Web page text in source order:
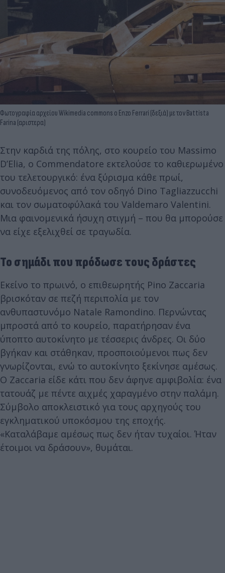
Φωτογραφία αρχείου Wikimedia commons ο Enzo Ferrari (δεξιά) με τον Battista
Farina (αριστερα)
Στην καρδιά της πόλης, στο κουρείο του Massimo
D’Elia, ο Commendatore εκτελούσε το καθιερωμένο
του τελετουργικό: ένα ξύρισμα κάθε πρωί,
συνοδευόμενος από τον οδηγό Dino Tagliazzucchi
και τον σωματοφύλακά του Valdemaro Valentini.
Μια φαινομενικά ήσυχη στιγμή – που θα μπορούσε
να είχε εξελιχθεί σε τραγωδία.
Το σημάδι που πρόδωσε τους δράστες
Εκείνο το πρωινό, ο επιθεωρητής Pino Zaccaria
βρισκόταν σε πεζή περιπολία με τον
ανθυπαστυνόμο Natale Ramondino. Περνώντας
μπροστά από το κουρείο, παρατήρησαν ένα
ύποπτο αυτοκίνητο με τέσσερις άνδρες. Οι δύο
βγήκαν και στάθηκαν, προσποιούμενοι πως δεν
γνωρίζονται, ενώ το αυτοκίνητο ξεκίνησε αμέσως.
Ο Zaccaria είδε κάτι που δεν άφηνε αμφιβολία: ένα
τατουάζ με πέντε αιχμές χαραγμένο στην παλάμη.
Σύμβολο αποκλειστικό για τους αρχηγούς του
εγκληματικού υποκόσμου της εποχής.
«Καταλάβαμε αμέσως πως δεν ήταν τυχαίοι. Ήταν
έτοιμοι να δράσουν», θυμάται.